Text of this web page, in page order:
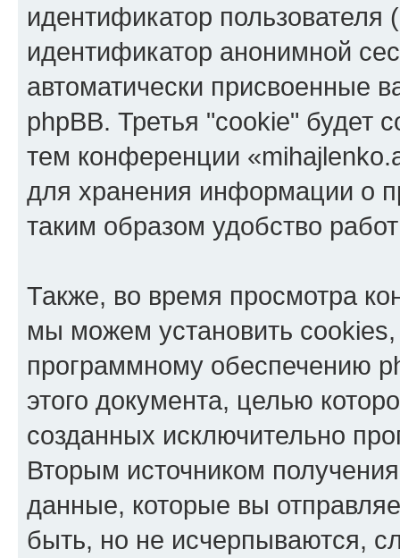
идентификатор
идентификатор анонимной
автоматически присвоенные
phpBB. Третья "cookie" будет
тем конференции
для хранения информации о
таким образом удобство
Также, во время просмотра
мы можем установить
программному обеспечению
этого документа, целью
созданных исключительно
Вторым источником
данные, которые вы
быть, но не исчерпываются,